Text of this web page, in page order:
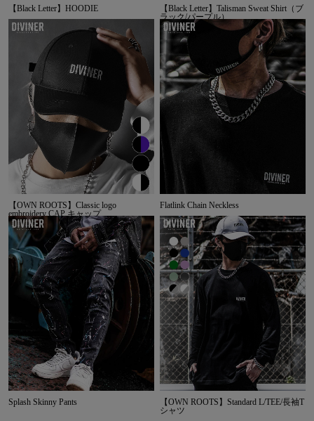
【Black Letter】HOODIE
【Black Letter】Talisman Sweat Shirt（ブ
ラック/パープル）
【OWN ROOTS】Classic logo
embroidery CAP キャップ
Flatlink Chain Neckless
Splash Skinny Pants
【OWN ROOTS】Standard L/TEE/長袖T
シャツ